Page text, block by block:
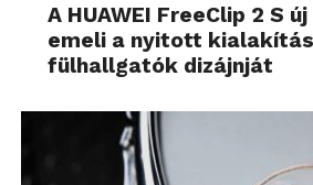
A HUAWEI FreeClip 2 S
emeli a nyitott
fülhallgatók dizájnját